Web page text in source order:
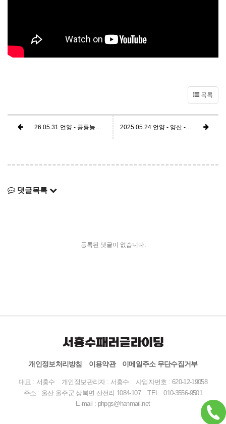
목록
댓글목록
등록된 댓글이 없습니다.
개인정보처리방침 이용약관 이메일주소 무단수집거부
대표 : 서홍수 개인정보관리자 : 서홍수
사업자번호 : 620-12-19058
주소 : 울산 울주군 상북면 산전리 1084-107
TEL :010-3556-9501
E-mail : phpgs@hanmail.net